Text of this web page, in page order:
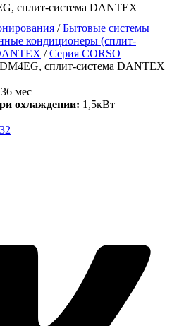
сплит-система DANTEX
/Бытовые системы
кондиционеры (сплит-
/Серия CORSO
сплит-система DANTEX
36 мес
охлаждении: 1,5кВт